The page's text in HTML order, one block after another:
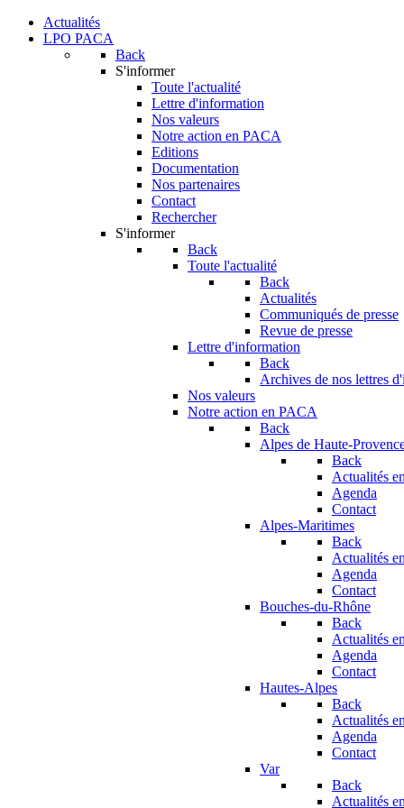
Actualités
LPO PACA
Back
S'informer
Toute l'actualité
Lettre d'information
Nos valeurs
Notre action en PACA
Editions
Documentation
Nos partenaires
Contact
Rechercher
S'informer
Back
Toute l'actualité
Back
Actualités
Communiqués de presse
Revue de presse
Lettre d'information
Back
Archives de nos lettres
Nos valeurs
Notre action en PACA
Back
Alpes de Haute-
Back
Actualités
Agenda
Contact
Alpes-Maritimes
Back
Actualités
Agenda
Contact
Bouches-du-Rhône
Back
Actualités
Agenda
Contact
Hautes-Alpes
Back
Actualités
Agenda
Contact
Var
Back
Actualités